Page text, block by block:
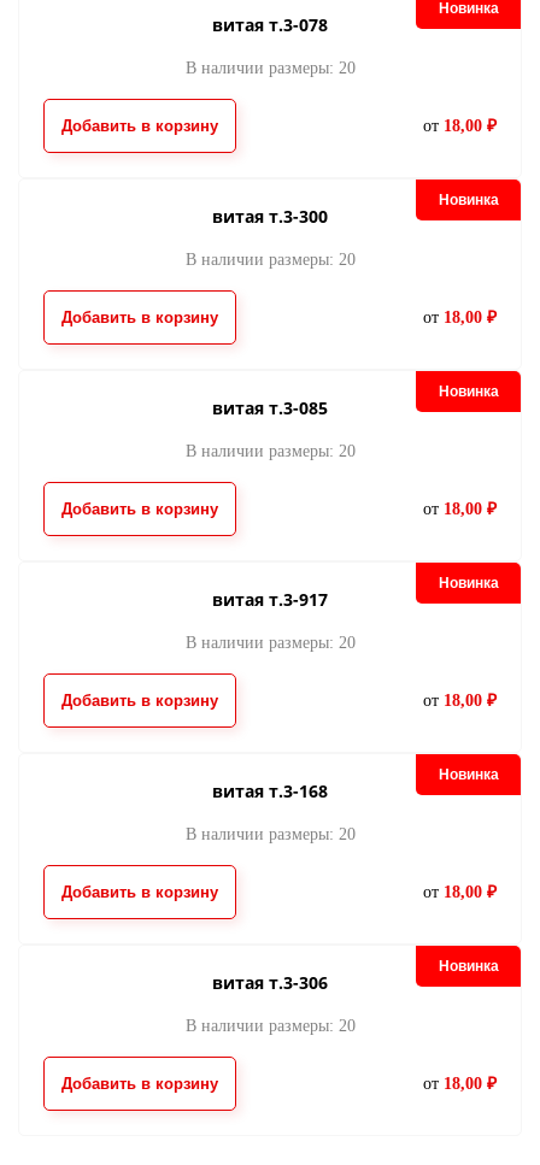
Новинка
витая т.3-078
В наличии размеры: 20
Добавить в корзину от 18,00 ₽
Новинка
витая т.3-300
В наличии размеры: 20
Добавить в корзину от 18,00 ₽
Новинка
витая т.3-085
В наличии размеры: 20
Добавить в корзину от 18,00 ₽
Новинка
витая т.3-917
В наличии размеры: 20
Добавить в корзину от 18,00 ₽
Новинка
витая т.3-168
В наличии размеры: 20
Добавить в корзину от 18,00 ₽
Новинка
витая т.3-306
В наличии размеры: 20
Добавить в корзину от 18,00 ₽